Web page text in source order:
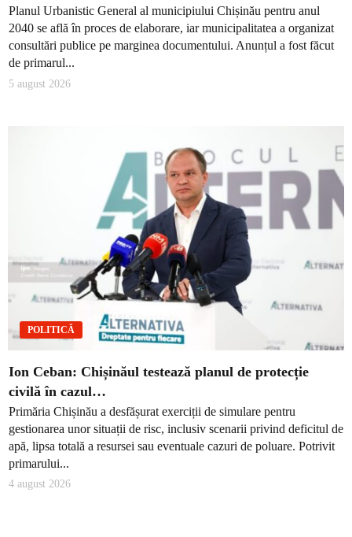
Planul Urbanistic General al municipiului Chișinău pentru anul
2040 se află în proces de elaborare, iar municipalitatea a organizat
consultări publice pe marginea documentului. Anunțul a fost făcut
de primarul...
5 august 2026
POLITICĂ
Ion Ceban: Chișinăul testează planul de protecție
civilă în cazul…
Primăria Chișinău a desfășurat exerciții de simulare pentru
gestionarea unor situații de risc, inclusiv scenarii privind deficitul de
apă, lipsa totală a resursei sau eventuale cazuri de poluare. Potrivit
primarului...
4 august 2026